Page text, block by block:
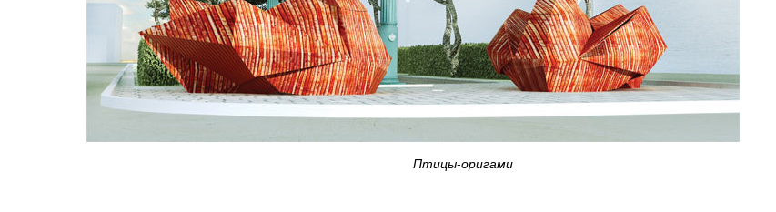
Птицы-оригами